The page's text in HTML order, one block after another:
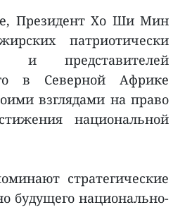
Президент Хо Ши Мин
патриотически
и представителей
в Северной Африке
взглядами на право
национальной
стратегические
будущего национально-